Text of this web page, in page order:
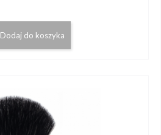
Dodaj do koszyka